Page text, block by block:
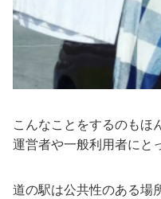
こんなことをするのもほ
運営者や一般利用者にと
道の駅は公共性のある場